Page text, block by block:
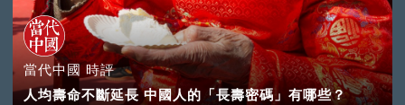
當代中國 時評
人均壽命不斷延長 中國人的「長壽密碼」有哪些？